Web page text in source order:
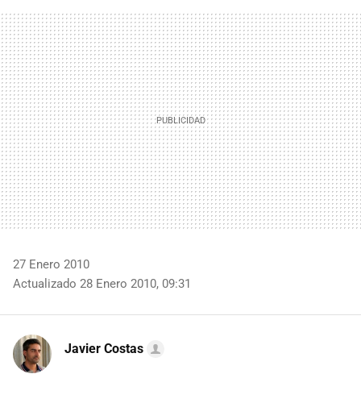
MAIL
27 Enero 2010
Actualizado 28 Enero 2010, 09:31
Javier Costas